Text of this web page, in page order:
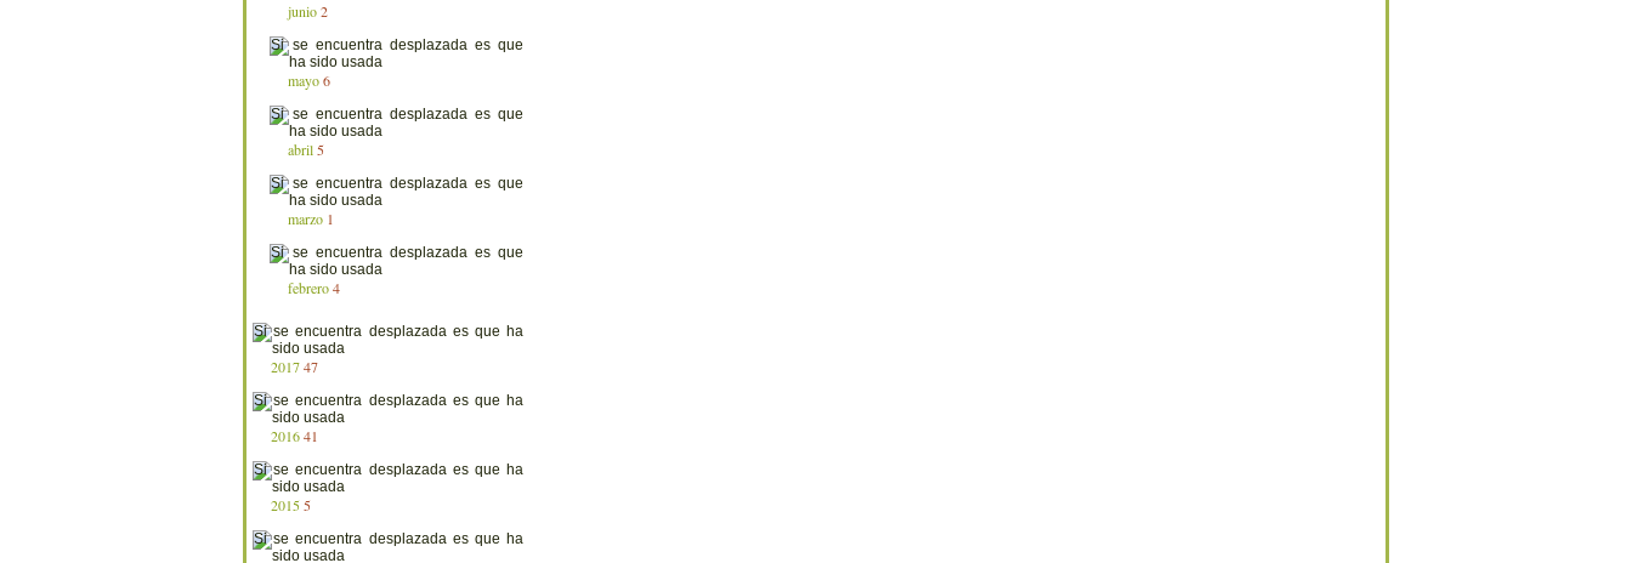
junio 2
mayo 6
abril 5
marzo 1
febrero 4
201747
201641
2015 5